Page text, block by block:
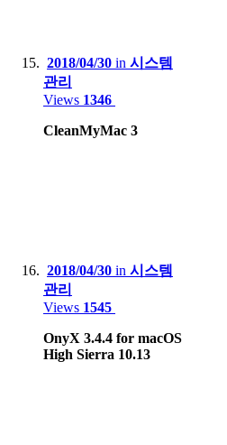
2018/04/30 in 시스템
관리
Views 1346
CleanMyMac 3
2018/04/30 in 시스템
관리
Views 1545
OnyX 3.4.4 for macOS
High Sierra 10.13